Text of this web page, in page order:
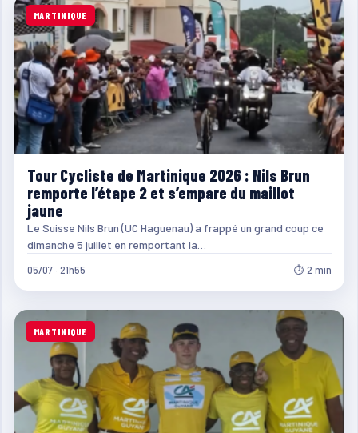
MARTINIQUE
Tour Cycliste de Martinique 2026 : Nils Brun
remporte l’étape 2 et s’empare du maillot
jaune
Le Suisse Nils Brun (UC Haguenau) a frappé un grand coup ce
dimanche 5 juillet en remportant la…
05/07 · 21h55 ⏱ 2 min
MARTINIQUE